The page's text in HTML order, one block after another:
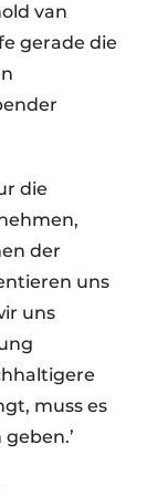
van
gerade die
die
der
uns
uns
muss es